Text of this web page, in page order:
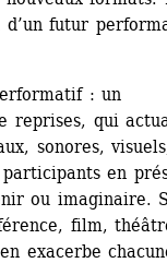
d’un futur
: un
reprises, qui
sonores,
en
ou imaginaire.
film,
exacerbe